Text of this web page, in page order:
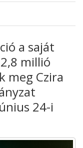
a saját
millió
meg Czira
24-i